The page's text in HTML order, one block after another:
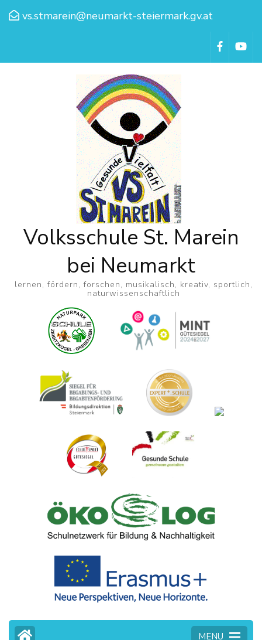
vs.stmarein@neumarkt-steiermark.gv.at
Volksschule St. Marein
bei Neumarkt
lernen, fördern, forschen, musikalisch, kreativ, sportlich,
naturwissenschaftlich
MENU